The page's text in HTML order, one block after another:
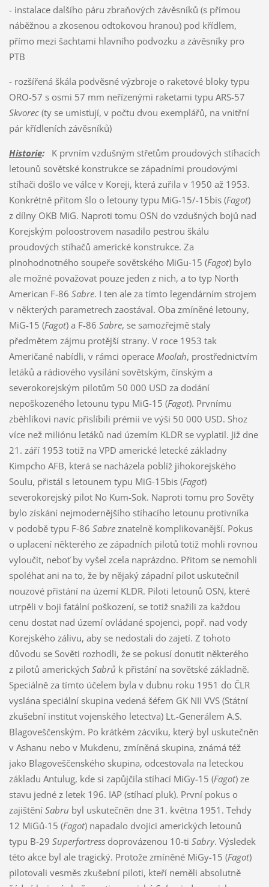
- instalace dalšího páru zbraňových závěsníků (s přímou
náběžnou a zkosenou odtokovou hranou) pod křídlem,
přímo mezi šachtami hlavního podvozku a závěsníky pro
PTB
- rozšířená škála podvěsné výzbroje o raketové bloky typu
ORO-57 s osmi 57 mm neřízenými raketami typu ARS-57
Skvorec(ty se umisťují, v počtu dvou exemplářů, na vnitřní
pár křídleních závěsníků)
Historie:K prvním vzdušným střetům proudových stíhacích
letounů sovětské konstrukce se západními proudovými
stíhači došlo ve válce v Koreji, která zuřila v 1950 až 1953.
Konkrétně přitom šlo o letouny typu MiG-15/-15bis (Fagot)
z dílny OKB MiG. Naproti tomu OSN do vzdušných bojů nad
Korejským poloostrovem nasadilo pestrou škálu
proudových stíhačů americké konstrukce. Za
plnohodnotného soupeře sovětského MiGu-15 (Fagot) bylo
ale možné považovat pouze jeden z nich, a to typ North
American F-86 Sabre. I ten ale za tímto legendárním strojem
v některých parametrech zaostával. Oba zmíněné letouny,
MiG-15 (Fagot) a F-86 Sabre, se samozřejmě staly
předmětem zájmu protější strany. V roce 1953 tak
Američané nabídli, v rámci operace Moolah, prostřednictvím
letáků a rádiového vysílání sovětským, čínským a
severokorejským pilotům 50 000 USD za dodání
nepoškozeného letounu typu MiG-15 (Fagot). Prvnímu
zběhlíkovi navíc přislíbili prémii ve výši 50 000 USD. Shoz
více než miliónu letáků nad územím KLDR se vyplatil. Již dne
21. září 1953 totiž na VPD americké letecké základny
Kimpcho AFB, která se nacházela poblíž jihokorejského
Soulu, přistál s letounem typu MiG-15bis (Fagot)
severokorejský pilot No Kum-Sok. Naproti tomu pro Sověty
bylo získání nejmodernějšího stíhacího letounu protivníka
v podobě typu F-86 Sabreznatelně komplikovanější. Pokus
o uplacení některého ze západních pilotů totiž mohli rovnou
vyloučit, neboť by vyšel zcela naprázdno. Přitom se nemohli
spoléhat ani na to, že by nějaký západní pilot uskutečnil
nouzové přistání na území KLDR. Piloti letounů OSN, které
utrpěli v boji fatální poškození, se totiž snažili za každou
cenu dostat nad území ovládané spojenci, popř. nad vody
Korejského zálivu, aby se nedostali do zajetí. Z tohoto
důvodu se Sověti rozhodli, že se pokusí donutit některého
z pilotů amerických Sabrů k přistání na sovětské základně.
Speciálně za tímto účelem byla v dubnu roku 1951 do ČLR
vyslána speciální skupina vedená šéfem GK NII VVS (Státní
zkušební institut vojenského letectva) Lt.-Generálem A.S.
Blagoveščenským. Po krátkém zácviku, který byl uskutečněn
v Ashanu nebo v Mukdenu, zmíněná skupina, známá též
jako Blagoveščenského skupina, odcestovala na leteckou
základu Antulug, kde si zapůjčila stíhací MiGy-15 (Fagot) ze
stavu jedné z letek 196. IAP (stíhací pluk). První pokus o
zajištění Sabru byl uskutečněn dne 31. května 1951. Tehdy
12 MiGů-15 (Fagot) napadalo dvojici amerických letounů
typu B-29 Superfortressdoprovázenou 10-ti Sabry. Výsledek
této akce byl ale tragický. Protože zmíněné MiGy-15 (Fagot)
pilotovali vesměs zkušební piloti, kteří neměli absolutně